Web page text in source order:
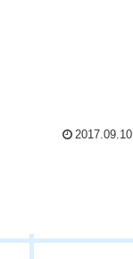
2017.09.10